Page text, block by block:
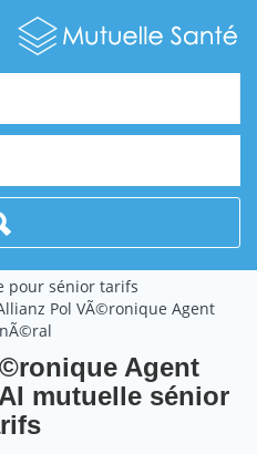
pour sénior tarifs
Pol VÃ©ronique Agent
Agent
mutuelle sénior